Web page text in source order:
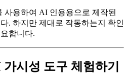
사용하여 AI 인용용으로 제작된
. 하지만 제대로 작동하는지 확인
합니다.
시성 도구 체험하기